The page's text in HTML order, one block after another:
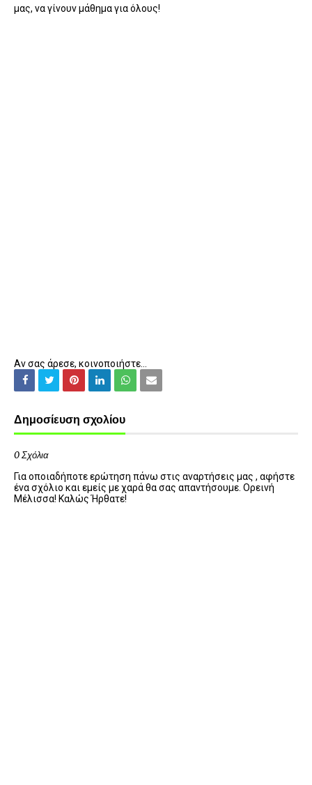
μας, να γίνουν μάθημα για όλους!
Αν σας άρεσε, κοινοποιήστε...
Δημοσίευση σχολίου
0 Σχόλια
Για οποιαδήποτε ερώτηση πάνω στις αναρτήσεις μας , αφήστε
ένα σχόλιο και εμείς με χαρά θα σας απαντήσουμε. Ορεινή
Μέλισσα! Καλώς Ήρθατε!